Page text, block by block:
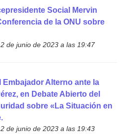
Social Mervin
de la ONU sobre
de junio de 2023 a las 19:47
Embajador Alterno ante la
en Debate Abierto del
sobre «La Situación en
de junio de 2023 a las 19:43